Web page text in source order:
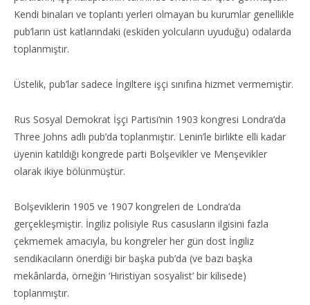
Kendi binaları ve toplantı yerleri olmayan bu kurumlar genellikle
pub’ların üst katlarındaki (eskiden yolcuların uyuduğu) odalarda
toplanmıştır.
Üstelik, pub’lar sadece İngiltere işçi sınıfına hizmet vermemiştir.
Rus Sosyal Demokrat İşçi Partisi’nin 1903 kongresi Londra’da
Three Johns adlı pub’da toplanmıştır. Lenin’le birlikte elli kadar
üyenin katıldığı kongrede parti Bolşevikler ve Menşevikler
olarak ikiye bölünmüştür.
Bolşeviklerin 1905 ve 1907 kongreleri de Londra’da
gerçekleşmiştir. İngiliz polisiyle Rus casusların ilgisini fazla
çekmemek amacıyla, bu kongreler her gün dost İngiliz
sendikacıların önerdiği bir başka pub’da (ve bazı başka
mekânlarda, örneğin ‘Hıristiyan sosyalist’ bir kilisede)
toplanmıştır.